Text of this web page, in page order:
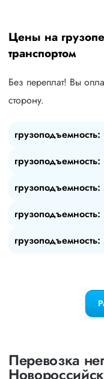
Цены на
транспортом
Без переплат! Вы
сторону.
грузоподъемность:
грузоподъемность:
грузоподъемность:
грузоподъемность:
грузоподъемность:
Перевозка